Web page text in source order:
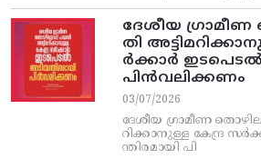
ദേശീയ ഗ്രാമീണ
തി
ര്‍ക്കാര്‍ ഇടപെടല്‍
പിന്‍വലിക്കണം
03/07/2026
ദേശീയ ഗ്രാമീണ
റിക്കാനുള്ള കേന്ദ്ര
ന്തിരമായി പി